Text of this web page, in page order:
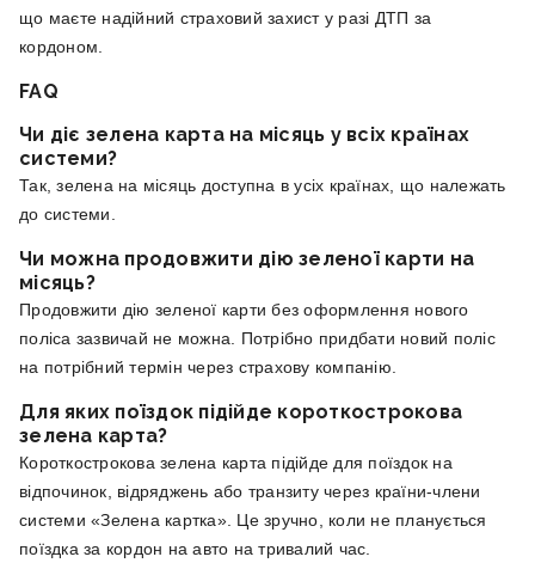
що маєте надійний страховий захист у разі ДТП за
кордоном.
FAQ
Чи діє зелена карта на місяць у всіх країнах
системи?
Так, зелена на місяць доступна в усіх країнах, що належать
до системи.
Чи можна продовжити дію зеленої карти на
місяць?
Продовжити дію зеленої карти без оформлення нового
поліса зазвичай не можна. Потрібно придбати новий поліс
на потрібний термін через страхову компанію.
Для яких поїздок підійде короткострокова
зелена карта?
Короткострокова зелена карта підійде для поїздок на
відпочинок, відряджень або транзиту через країни-члени
системи «Зелена картка». Це зручно, коли не планується
поїздка за кордон на авто на тривалий час.